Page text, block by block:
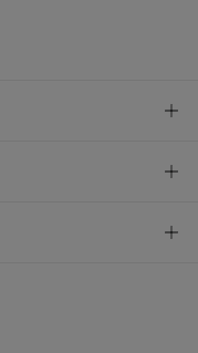
¡GRATIS!